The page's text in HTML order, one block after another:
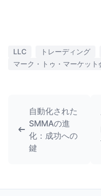
LLC トレーディング
マーク・トゥ・マーケット
自動化された
SMMAの進
化：成功への
鍵